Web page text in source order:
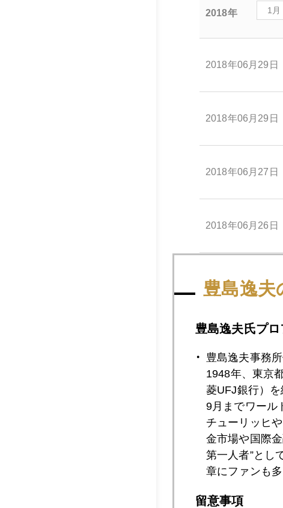
2018年 1月
2018年06月29日
2018年06月29日
2018年06月27日
2018年06月26日
2018年06月25日
2018年06月21日
2018年06月20日
2018年06月19日
2018年06月18日
豊島逸夫
豊島逸夫氏プ
豊島逸夫事務所
1948年、東京
菱UFJ銀行）
9月までワール
チューリッヒ
金市場や国際
第一人者”とし
章にファンも
留意事項